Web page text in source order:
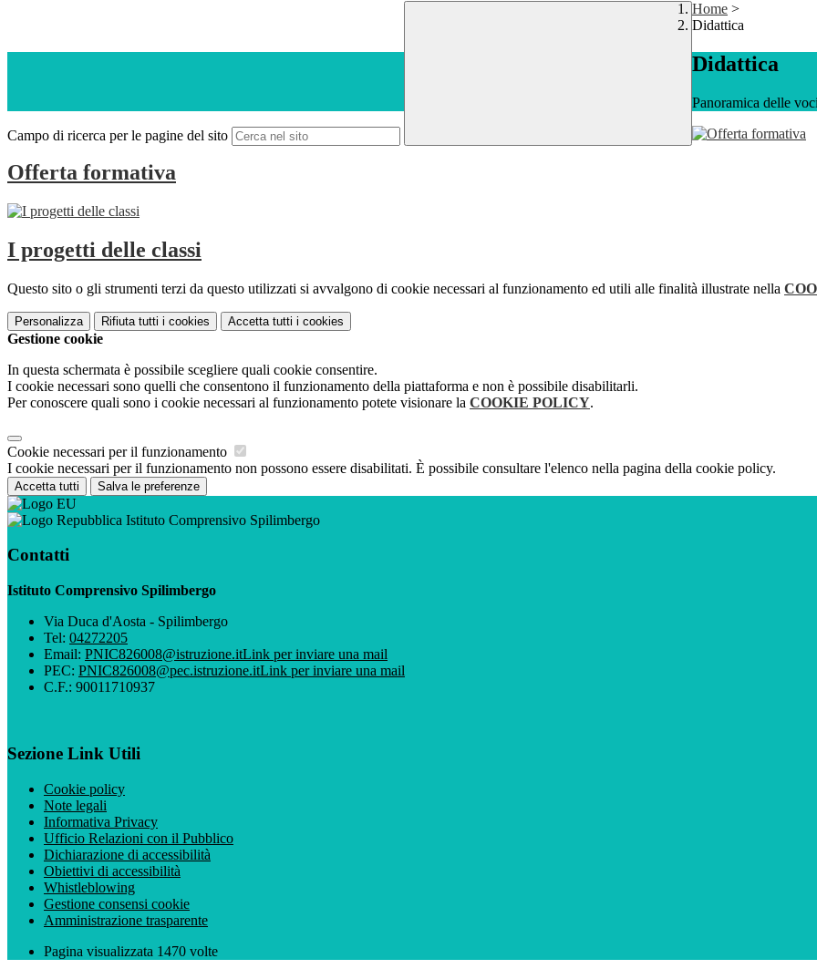
Campo di ricerca per le pagine del sito
Home >
Didattica
Didattica
Panoramica delle
Offerta formativa
I progetti delle classi
Questo sito o gli strumenti terzi da questo utilizzati si avvalgono di cookie necessari al funzionamento ed utili alle finalità illustrate nella
Personalizza Rifiuta tutti i cookies Accetta tutti i cookies
Gestione cookie
In questa schermata è possibile scegliere quali cookie consentire.
I cookie necessari sono quelli che consentono il funzionamento della piattaforma e non è possibile disabilitarli.
Per conoscere quali sono i cookie necessari al funzionamento potete visionare la COOKIE POLICY.
Cookie necessari per il funzionamento
I cookie necessari per il funzionamento non possono essere disabilitati. È possibile consultare l'elenco nella pagina della cookie policy.
Accetta tutti Salva le preferenze
Istituto Comprensivo Spilimbergo
Contatti
Istituto Comprensivo Spilimbergo
Via Duca d'Aosta - Spilimbergo
Tel: 04272205
Email: PNIC826008@istruzione.itLink per inviare una mail
PEC: PNIC826008@pec.istruzione.itLink per inviare una mail
C.F.: 90011710937
Sezione Link Utili
Cookie policy
Note legali
Informativa Privacy
Ufficio Relazioni con il Pubblico
Dichiarazione di accessibilità
Obiettivi di accessibilità
Whistleblowing
Gestione consensi cookie
Amministrazione trasparente
Pagina visualizzata 1470 volte